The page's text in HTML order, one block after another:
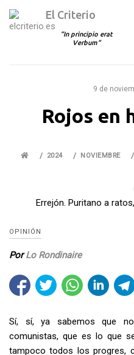
El Criterio
In principio erat
Verbum
9 de
Rojos en
2024 NOVIEMBRE
Errejón. Puritano a
OPINIÓN
PorLo Rondinaire
Sí, sí, ya sabemos que
comunistas, que es lo que
tampoco todos los progres,